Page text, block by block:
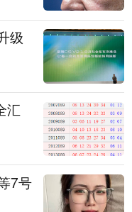
级
汇
7号